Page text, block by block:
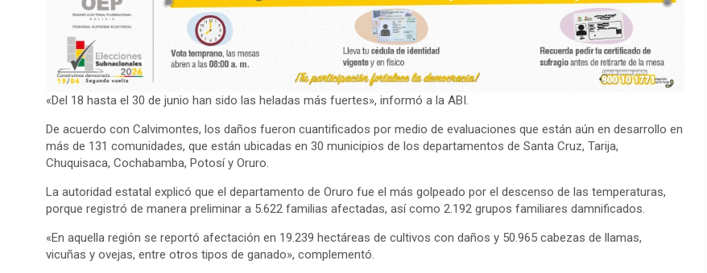
«Del 18 hasta el 30 de junio han sido las heladas más fuertes», informó a la ABI.
De acuerdo con Calvimontes, los daños fueron cuantificados por medio de evaluaciones que están aún en desarrollo en
más de 131 comunidades, que están ubicadas en 30 municipios de los departamentos de Santa Cruz, Tarija,
Chuquisaca, Cochabamba, Potosí y Oruro.
La autoridad estatal explicó que el departamento de Oruro fue el más golpeado por el descenso de las temperaturas,
porque registró de manera preliminar a 5.622 familias afectadas, así como 2.192 grupos familiares damnificados.
«En aquella región se reportó afectación en 19.239 hectáreas de cultivos con daños y 50.965 cabezas de llamas,
vicuñas y ovejas, entre otros tipos de ganado», complementó.